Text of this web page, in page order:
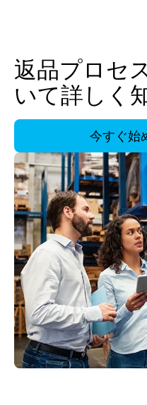
返品プロセ
いて詳しく
今すぐ始